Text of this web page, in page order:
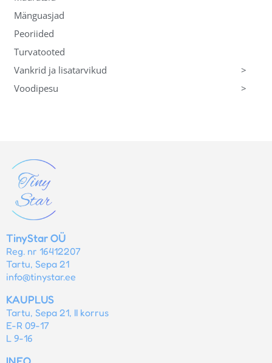
Mänguasjad
Peoriided
Turvatooted
>
Vankrid ja lisatarvikud
>
Voodipesu
TinyStar OÜ
Reg. nr 16412207
Tartu, Sepa 21
info@tinystar.ee
KAUPLUS
Tartu, Sepa 21, II korrus
E-R 09-17
L 9-16